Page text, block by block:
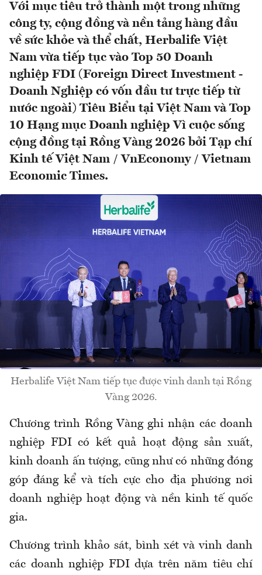
Với mục tiêu trở thành một trong những
công ty, cộng đồng và nền tảng hàng đầu
về sức khỏe và thể chất, Herbalife Việt
Nam vừa tiếp tục vào Top 50 Doanh
nghiệp FDI (Foreign Direct Investment -
Doanh Nghiệp có vốn đầu tư trực tiếp từ
nước ngoài) Tiêu Biểu tại Việt Nam và Top
10 Hạng mục Doanh nghiệp Vì cuộc sống
cộng đồng tại Rồng Vàng 2026 bởi Tạp chí
Kinh tế Việt Nam / VnEconomy / Vietnam
Economic Times.
Herbalife Việt Nam tiếp tục được vinh danh tại Rồng
Vàng 2026.
Chương trình Rồng Vàng ghi nhận các doanh
nghiệp FDI có kết quả hoạt động sản xuất,
kinh doanh ấn tượng, cũng như có những đóng
góp đáng kể và tích cực cho địa phương nơi
doanh nghiệp hoạt động và nền kinh tế quốc
gia.
Chương trình khảo sát, bình xét và vinh danh
các doanh nghiệp FDI dựa trên năm tiêu chí